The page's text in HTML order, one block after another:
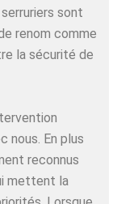
sont
renom comme
la sécurité de
nous. En plus
reconnus
mettent la